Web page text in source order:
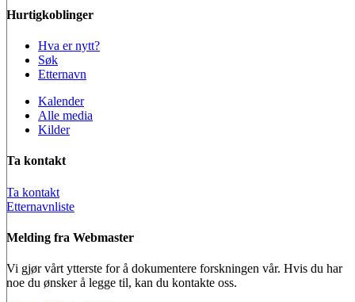
Hurtigkoblinger
Hva er nytt?
Søk
Etternavn
Kalender
Alle media
Kilder
Ta kontakt
Ta kontakt
Etternavnliste
Melding fra Webmaster
Vi gjør vårt ytterste for å dokumentere forskningen vår. Hvis du har
noe du ønsker å legge til, kan du kontakte oss.